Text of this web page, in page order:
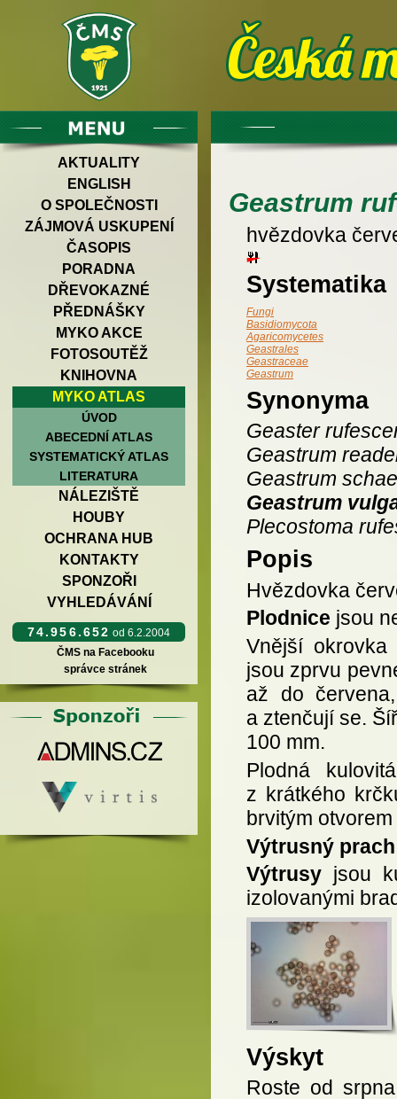
AKTUALITY
ENGLISH
O SPOLEČNOSTI
ZÁJMOVÁ USKUPENÍ
ČASOPIS
PORADNA
DŘEVOKAZNÉ
PŘEDNÁŠKY
MYKO AKCE
FOTOSOUTĚŽ
KNIHOVNA
MYKO ATLAS
ÚVOD
ABECEDNÍ ATLAS
SYSTEMATICKÝ ATLAS
LITERATURA
NÁLEZIŠTĚ
HOUBY
OCHRANA HUB
KONTAKTY
SPONZOŘI
VYHLEDÁVÁNÍ
74.956.652 od 6.2.2004
ČMS na Facebooku
správce stránek
Geastrum
hvězdovka
Systematika
Fungi
Basidiomycota
Agaricomycetes
Geastrales
Geastraceae
Geastrum
Synonyma
Geaster
Geastrum
Geastrum
Geastrum
Plecostoma
Popis
Hvězdovka
Plodnice jsou
Vnější
jsou zprvu
až do
a ztenčují se.
100 mm.
Plodná
z krátkého
brvitým
Výtrusný prach
Výtrusy jsou
izolovanými
Výskyt
Roste od